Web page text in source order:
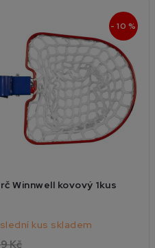
- 10 %
Winnwell kovový 1kus
kus skladem
Kč